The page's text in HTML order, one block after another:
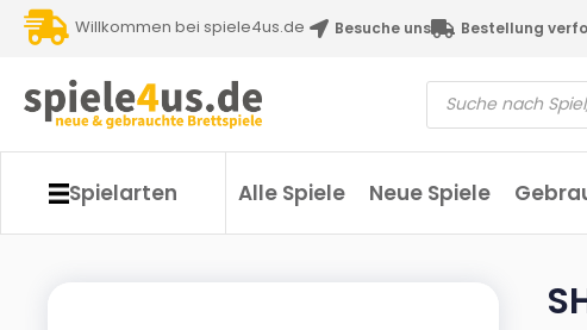
Willkommen bei spiele4us.de Besuche uns Bestellung
Spielarten Alle Spiele Neue Spiele